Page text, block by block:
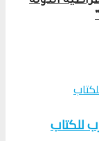
للكتاب